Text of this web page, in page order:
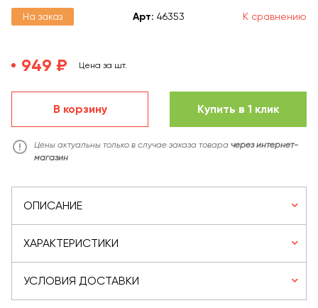
На заказ Арт: 46353 К сравнению
949 ₽ Цена за шт.
В корзину Купить в 1 клик
Цены актуальны только в случае заказа товара через интернет-
магазин
ОПИСАНИЕ
ХАРАКТЕРИСТИКИ
УСЛОВИЯ ДОСТАВКИ